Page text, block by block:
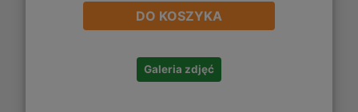
DO KOSZYKA
Galeria zdjęć